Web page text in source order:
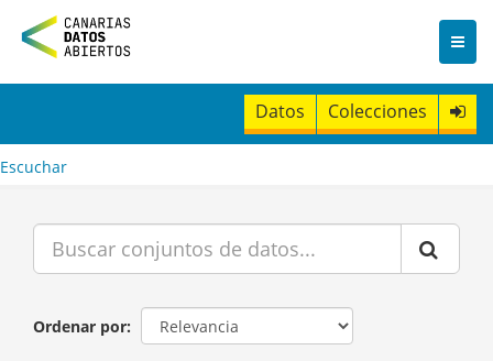
n
t
Datos Colecciones
Escuchar
Ordenar por